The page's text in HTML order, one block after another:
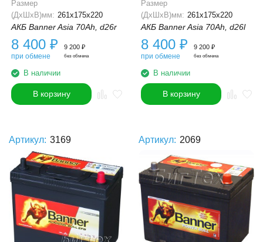
Размер
(ДхШхВ)мм: 261x175x220
АКБ Banner Asia 70Ah, d26r
8 400 ₽
при обмене
9 200 ₽
без обмена
В наличии
В корзину
Размер
(ДхШхВ)мм: 261x175x220
АКБ Banner Asia 70Ah, d26l
8 400 ₽
при обмене
9 200 ₽
без обмена
В наличии
В корзину
Артикул: 3169 Артикул: 2069